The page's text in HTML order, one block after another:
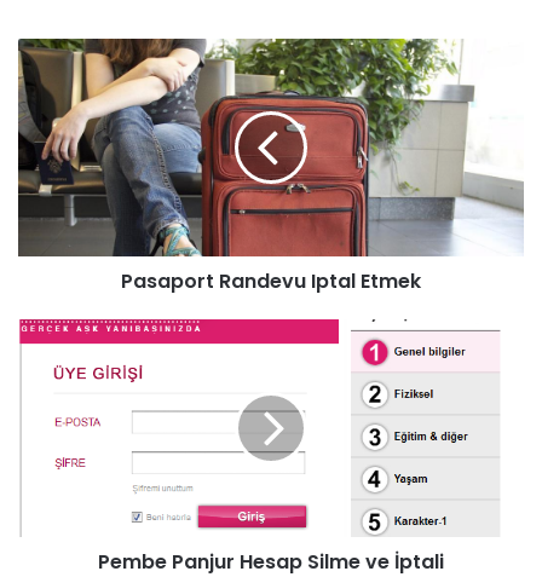
Pasaport Randevu Iptal Etmek
Pembe Panjur Hesap Silme ve İptali